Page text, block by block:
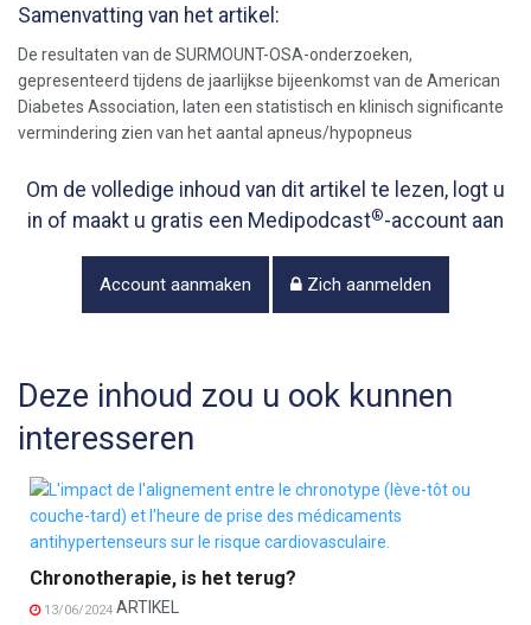
Samenvatting van het artikel:
De resultaten van de SURMOUNT-OSA-onderzoeken,
gepresenteerd tijdens de jaarlijkse bijeenkomst van de American
Diabetes Association, laten een statistisch en klinisch significante
vermindering zien van het aantal apneus/hypopneus
Om de volledige inhoud van dit artikel te lezen, logt u
in of maakt u gratis een Medipodcast®-account aan
Account aanmaken Zich aanmelden
Deze inhoud zou u ook kunnen
interesseren
Chronotherapie, is het terug?
13/06/2024 ARTIKEL